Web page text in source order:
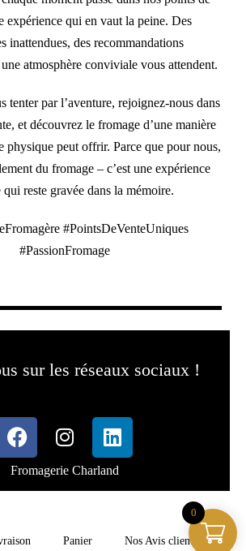
expérience qui en vaut la peine. Des
inattendues, des recommandations
atmosphère conviviale vous attendent.
tenter par l’aventure, rejoignez-nous dans
et découvrez le fromage d’une manière
physique peut offrir. Parce que pour nous,
du fromage – c’est une expérience
qui reste gravée dans la mémoire.
#PointsDeVenteUniques
#PassionFromage
sur les réseaux sociaux !
Fromagerie Charland
Panier Nos Avis clients
0